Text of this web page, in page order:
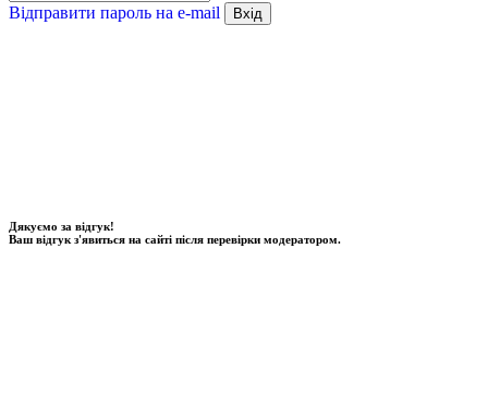
Відправити пароль на e-mail
Вхід
Дякуємо за відгук!
Ваш відгук з'явиться на сайті після перевірки модератором.